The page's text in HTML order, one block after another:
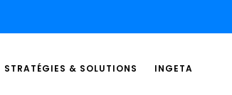
STRATÉGIES & SOLUTIONS INGETA